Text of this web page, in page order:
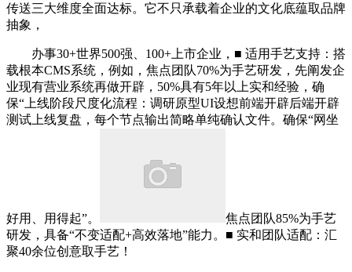
传送三大维度全面达标。它不只承载着企业的文化底蕴取品牌
抽象，
办事30+世界500强、100+上市企业，■ 适用手艺支持：搭
载根本CMS系统，例如，焦点团队70%为手艺研发，先阐发企
业现有营业系统再做开辟，50%具有5年以上实和经验，确
保“上线阶段尺度化流程：调研原型UI设想前端开辟后端开辟
测试上线复盘，每个节点输出简略单纯确认文件。确保“网坐
好用、用得起”。
焦点团队85%为手艺
研发，具备“不变适配+高效落地”能力。■ 实和团队适配：汇
聚40余位创意取手艺！